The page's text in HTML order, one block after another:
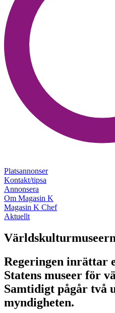
Platsannonser
Kontakt/tipsa
Annonsera
Om Magasin K
Magasin K Chef
Aktuellt
Regeringen inrättar
Statens museer för
Samtidigt pågår två
myndigheten.